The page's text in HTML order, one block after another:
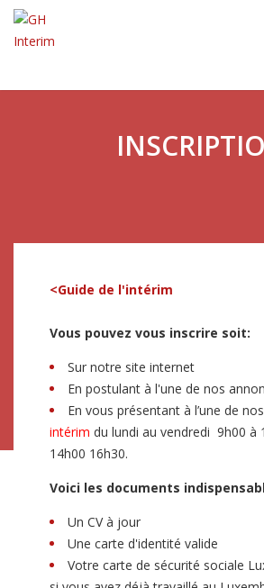
<Guide de l'intérim
Vous pouvez vous inscrire soit:
Sur notre site internet
En postulant à l'une de nos
En vous présentant à l’une de
intérim du lundi au vendredi 9h00 à
14h00 16h30.
Voici les documents
Un CV à jour
Une carte d'identité valide
Votre carte de sécurité sociale